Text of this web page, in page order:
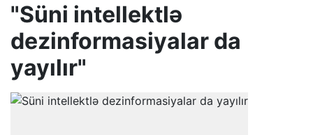
"Süni intellektlə
dezinformasiyalar da
yayılır"